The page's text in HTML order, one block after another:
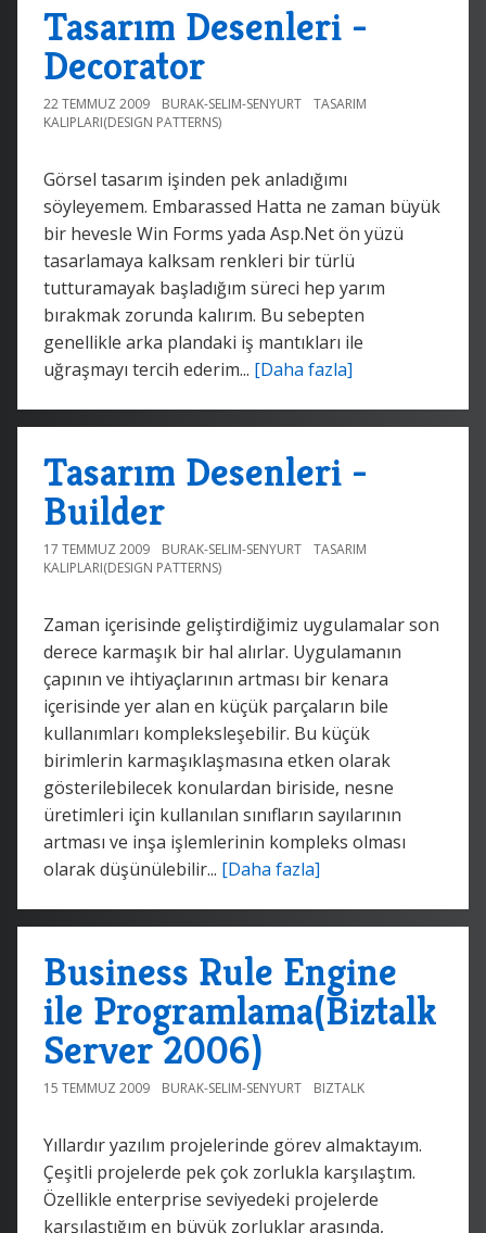
Tasarım Desenleri -
Decorator
22 TEMMUZ 2009 BURAK-SELIM-SENYURT
TASARIM
KALIPLARI(DESIGN PATTERNS)
Görsel tasarım işinden pek anladığımı
söyleyemem. Embarassed Hatta ne zaman büyük
bir hevesle Win Forms yada Asp.Net ön yüzü
tasarlamaya kalksam renkleri bir türlü
tutturamayak başladığım süreci hep yarım
bırakmak zorunda kalırım. Bu sebepten
genellikle arka plandaki iş mantıkları ile
uğraşmayı tercih ederim... [Daha fazla]
Tasarım Desenleri -
Builder
17 TEMMUZ 2009 BURAK-SELIM-SENYURT
TASARIM
KALIPLARI(DESIGN PATTERNS)
Zaman içerisinde geliştirdiğimiz uygulamalar son
derece karmaşık bir hal alırlar. Uygulamanın
çapının ve ihtiyaçlarının artması bir kenara
içerisinde yer alan en küçük parçaların bile
kullanımları kompleksleşebilir. Bu küçük
birimlerin karmaşıklaşmasına etken olarak
gösterilebilecek konulardan biriside, nesne
üretimleri için kullanılan sınıfların sayılarının
artması ve inşa işlemlerinin kompleks olması
olarak düşünülebilir... [Daha fazla]
Business Rule Engine
ile Programlama(Biztalk
Server 2006)
15 TEMMUZ 2009 BURAK-SELIM-SENYURT BIZTALK
Yıllardır yazılım projelerinde görev almaktayım.
Çeşitli projelerde pek çok zorlukla karşılaştım.
Özellikle enterprise seviyedeki projelerde
karşılaştığım en büyük zorluklar arasında,